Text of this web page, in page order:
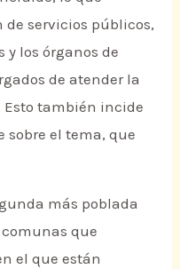
servicios públicos,
y los órganos de
de atender la
también incide
el tema, que
más poblada
que
el que están